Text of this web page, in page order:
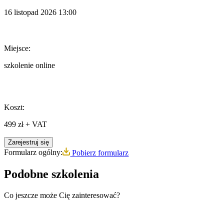
16 listopad 2026 13:00
Miejsce:
szkolenie online
Koszt:
499 zł + VAT
Zarejestruj się
Formularz ogólny: Pobierz formularz
Podobne szkolenia
Co jeszcze może Cię zainteresować?